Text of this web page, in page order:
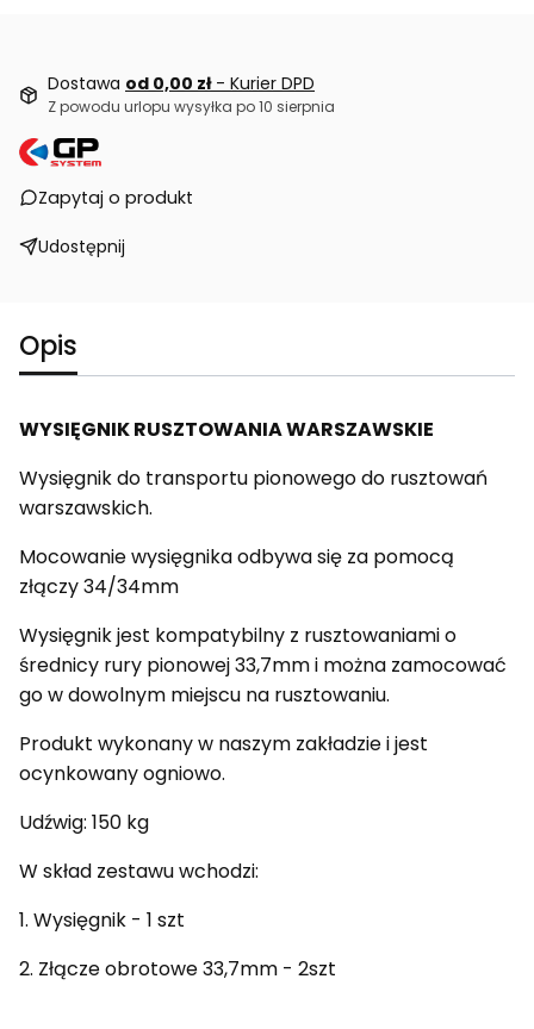
Dostawa od 0,00 zł - Kurier DPD
Z powodu urlopu wysyłka po 10 sierpnia
Zapytaj o produkt
Udostępnij
Opis
WYSIĘGNIK RUSZTOWANIA WARSZAWSKIE
Wysięgnik do transportu pionowego do rusztowań
warszawskich.
Mocowanie wysięgnika odbywa się za pomocą
złączy 34/34mm
Wysięgnik jest kompatybilny z rusztowaniami o
średnicy rury pionowej 33,7mm i można zamocować
go w dowolnym miejscu na rusztowaniu.
Produkt wykonany w naszym zakładzie i jest
ocynkowany ogniowo.
Udźwig: 150 kg
W skład zestawu wchodzi:
1. Wysięgnik - 1 szt
2. Złącze obrotowe 33,7mm - 2szt